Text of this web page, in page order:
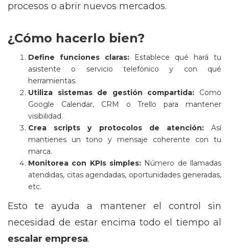
procesos o abrir nuevos mercados.
¿Cómo hacerlo bien?
Define funciones claras:
Establece qué hará tu
asistente o servicio telefónico y con qué
herramientas.
Utiliza sistemas de gestión compartida: Como
Google Calendar, CRM o Trello para mantener
visibilidad.
Crea scripts y protocolos de atención: Así
mantienes un tono y mensaje coherente con tu
marca.
Monitorea con KPIs simples: Número de llamadas
atendidas, citas agendadas, oportunidades generadas,
etc.
Esto te ayuda a mantener el control sin
necesidad de estar encima todo el tiempo al
escalar empresa.